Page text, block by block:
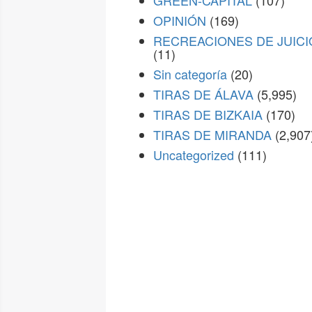
OPINIÓN (169)
RECREACIONES DE
(11)
Sin categoría (20)
TIRAS DE ÁLAVA (5,995)
TIRAS DE BIZKAIA (170)
TIRAS DE MIRANDA
Uncategorized (111)